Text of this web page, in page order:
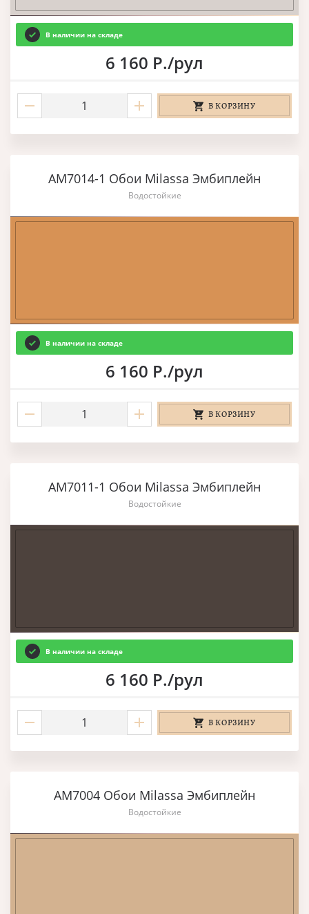
В наличии на складе
6 160 Р./рул
В КОРЗИНУ
AM7014-1 Обои Milassa Эмбиплейн
Водостойкие
В наличии на складе
6 160 Р./рул
В КОРЗИНУ
AM7011-1 Обои Milassa Эмбиплейн
Водостойкие
В наличии на складе
6 160 Р./рул
В КОРЗИНУ
AM7004 Обои Milassa Эмбиплейн
Водостойкие